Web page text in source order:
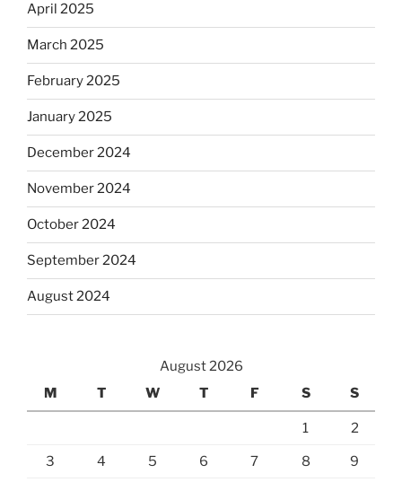
April 2025
March 2025
February 2025
January 2025
December 2024
November 2024
October 2024
September 2024
August 2024
August 2026
M
T W T F S S
1 2
3 4 5 6 7 8 9